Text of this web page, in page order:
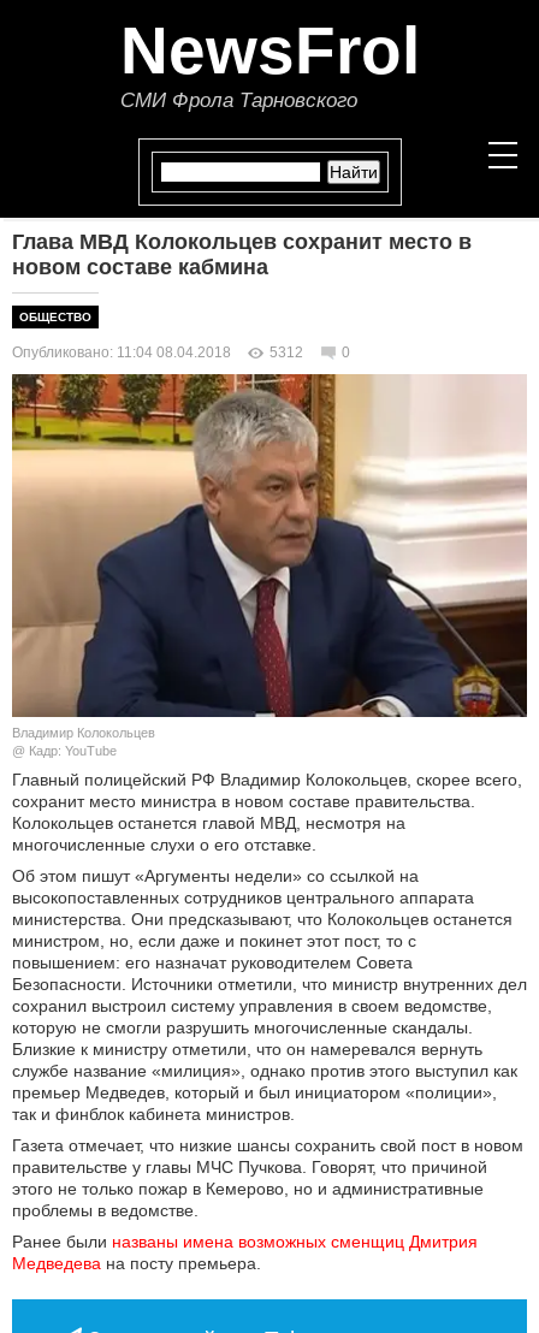
NewsFrol
СМИ Фрола Тарновского
НОВОСТИ
ПОЛИТИКА
ЭКОНОМИКА
В МИРЕ
ОБЩЕСТВО
КУЛЬТУРА
НАУКА
СПОРТ
АВТО И МОТО
БЛОГ
Глава МВД Колокольцев сохранит место в
новом составе кабмина
ОБЩЕСТВО
Опубликовано: 11:04 08.04.2018 5312 0
Владимир Колокольцев
@ Кадр: YouTube
Главный полицейский РФ Владимир Колокольцев, скорее всего,
сохранит место министра в новом составе правительства.
Колокольцев останется главой МВД, несмотря на
многочисленные слухи о его отставке.
Об этом пишут «Аргументы недели» со ссылкой на
высокопоставленных сотрудников центрального аппарата
министерства. Они предсказывают, что Колокольцев останется
министром, но, если даже и покинет этот пост, то с
повышением: его назначат руководителем Совета
Безопасности. Источники отметили, что министр внутренних дел
сохранил выстроил систему управления в своем ведомстве,
которую не смогли разрушить многочисленные скандалы.
Близкие к министру отметили, что он намеревался вернуть
службе название «милиция», однако против этого выступил как
премьер Медведев, который и был инициатором «полиции»,
так и финблок кабинета министров.
Газета отмечает, что низкие шансы сохранить свой пост в новом
правительстве у главы МЧС Пучкова. Говорят, что причиной
этого не только пожар в Кемерово, но и административные
проблемы в ведомстве.
Ранее были названы имена возможных сменщиц Дмитрия
Медведева на посту премьера.